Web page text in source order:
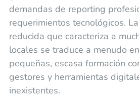
demandas de reporting
requerimientos tecnológicos.
reducida que caracteriza a
locales se traduce a menudo
pequeñas, escasa formación
gestores y herramientas
inexistentes.